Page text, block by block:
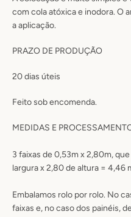
com cola atóxica e inodora. O
a aplicação.
PRAZO DE PRODUÇÃO
20dias úteis
Feito sob encomenda.
MEDIDAS E
3 faixas de 0,53m x 2,80m,
largura x 2,80 de altura = 4,46
Embalamos rolo por rolo. No
faixas e, no caso dos painéis,